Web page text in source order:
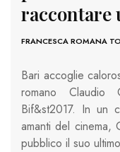
raccontare
FRANCESCA ROMANA
Bari accoglie
romano Claudio
Bif&st2017. In un
amanti del cinema,
pubblico il suo